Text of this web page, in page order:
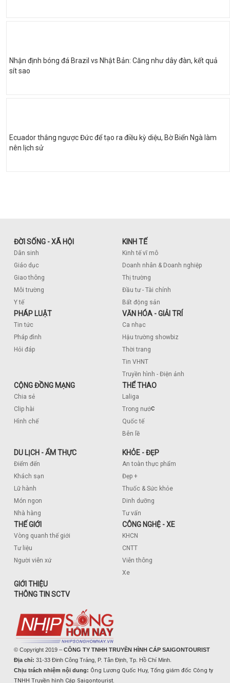
Nhận định bóng đá Brazil vs Nhật Bản: Căng như dây đàn, kết quả
sít sao
Ecuador thắng ngược Đức để tạo ra điều kỳ diệu, Bờ Biển Ngà làm
nên lịch sử
ĐỜI SỐNG - XÃ HỘI
Dân sinh
Giáo dục
Giao thông
Môi trường
Y tế
KINH TẾ
Kinh tế vĩ mô
Doanh nhân & Doanh nghiệp
Thị trường
Đầu tư - Tài chính
Bất động sản
PHÁP LUẬT
Tin tức
Pháp đình
Hỏi đáp
VĂN HÓA - GIẢI TRÍ
Ca nhạc
Hậu trường showbiz
Thời trang
Tin VHNT
Truyền hình - Điện ảnh
CỘNG ĐỒNG MẠNG
Chia sẻ
Clip hài
Hình chế
THỂ THAO
Laliga
Trong nước
Quốc tế
Bên lề
DU LỊCH - ẨM THỰC
Điểm đến
Khách sạn
Lữ hành
Món ngon
Nhà hàng
KHỎE - ĐẸP
An toàn thực phẩm
Đẹp +
Thuốc & Sức khỏe
Dinh dưỡng
Tư vấn
THẾ GIỚI
Vòng quanh thế giới
Tư liệu
Người viễn xứ
CÔNG NGHỆ - XE
KHCN
CNTT
Viễn thông
Xe
GIỚI THIỆU
THÔNG TIN SCTV
© Copyright 2019 – CÔNG TY TNHH TRUYỀN HÌNH CÁP SAIGONTOURIST
Địa chỉ: 31-33 Đinh Công Tráng, P. Tân Định, Tp. Hồ Chí Minh.
Chịu trách nhiệm nội dung: Ông Lương Quốc Huy, Tổng giám đốc Công ty
TNHH Truyền hình Cáp Saigontourist.